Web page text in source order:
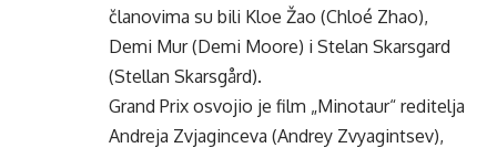
članovima su bili Kloe Žao (Chloé Zhao),
Demi Mur (Demi Moore) i Stelan Skarsgard
(Stellan Skarsgård).
Grand Prix osvojio je film „Minotaur“ reditelja
Andreja Zvjaginceva (Andrey Zvyagintsev),